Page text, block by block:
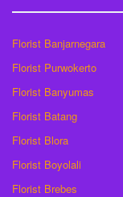
Florist Banjarnegara
Florist Purwokerto
Florist Banyumas
Florist Batang
Florist Blora
Florist Boyolali
Florist Brebes